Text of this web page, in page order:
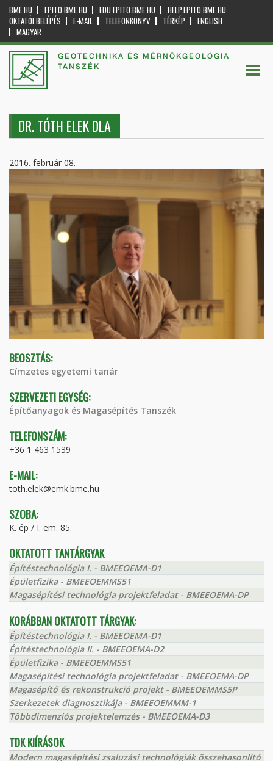
BME.HU EPITO.BME.HU EDU.EPITO.BME.HU
HELP.EPITO.BME.HU
OKTATÓI BELÉPÉS
E-MAIL TELEFONKÖNYV TÉRKÉP
ENGLISH
MAGYAR
GEOTECHNIKA ÉS MÉRNÖKGEOLÓGIA
TANSZÉK
DR. TÓTH ELEK DLA
2016. február 08.
BEOSZTÁS:
Címzetes egyetemi tanár
SZERVEZETI EGYSÉG:
Építőanyagok és Magasépítés Tanszék
TELEFONSZÁM:
+36 1 463 1539
E-MAIL:
toth.elek@emk.bme.hu
SZOBA:
K. ép / I. em. 85.
OKTATOTT TANTÁRGYAK
Építéstechnológia I. - BMEEOEMA-D1
Épületfizika - BMEEOEMMS51
Magasépítési technológia projektfeladat - BMEEOEMA-DP
KORÁBBAN OKTATOTT TÁRGYAK:
Építéstechnológia I. - BMEEOEMA-D1
Építéstechnológia II. - BMEEOEMA-D2
Épületfizika - BMEEOEMMS51
Magasépítési technológia projektfeladat - BMEEOEMA-DP
Magasépítő és rekonstrukció projekt - BMEEOEMMS5P
Szerkezetek diagnosztikája - BMEEOEMMM-1
Többdimenziós projektelemzés - BMEEOEMA-D3
TDK KIÍRÁSOK
Modern magasépítési zsaluzási technológiák összehasonlító